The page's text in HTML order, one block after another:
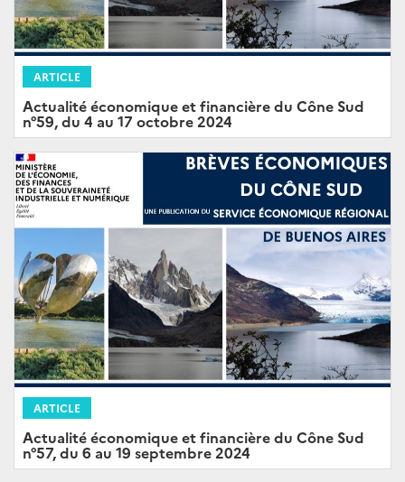
ARTICLE
Actualité économique et financière du Cône Sud
n°59, du 4 au 17 octobre 2024
ARTICLE
Actualité économique et financière du Cône Sud
n°57, du 6 au 19 septembre 2024